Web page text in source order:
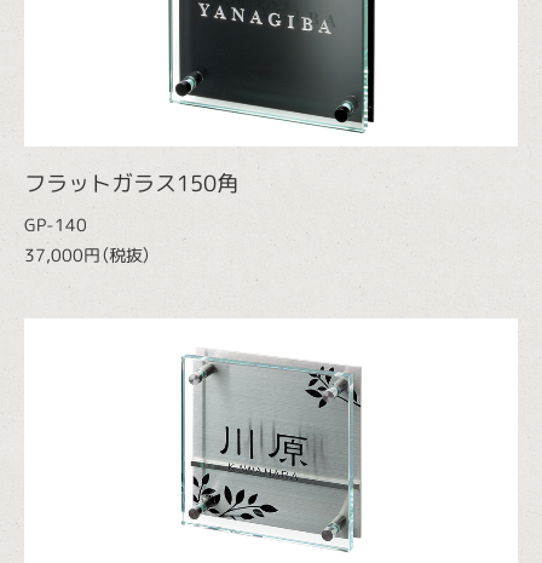
フラットガラス150角
GP-140
37,000円（税抜）